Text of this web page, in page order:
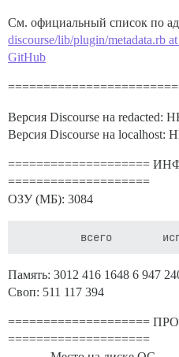
См. официальный список по
discourse/lib/plugin/metadata.rb
GitHub
Версия Discourse на
Версия Discourse на
====================
====================
ОЗУ (МБ): 3084
Память: 3012 416 1648 6 947
Своп: 511 117 394
====================
====================